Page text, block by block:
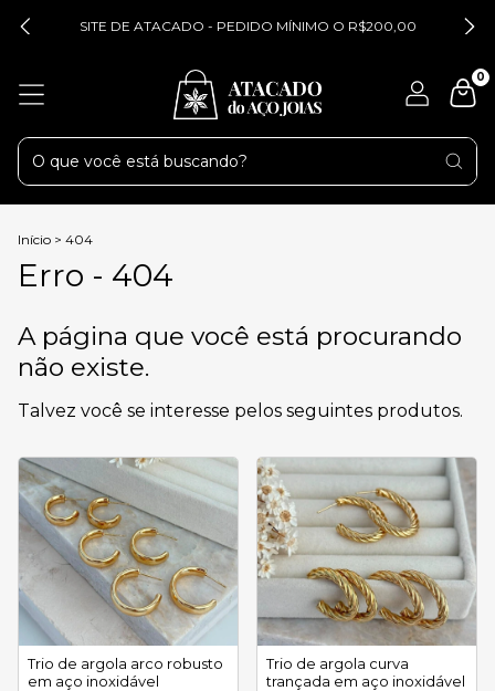
SITE DE ATACADO - PEDIDO MÍNIMO O R$200,00
0
Início > 404
Erro - 404
A página que você está procurando
não existe.
Talvez você se interesse pelos seguintes produtos.
Trio de argola arco robusto
em aço inoxidável
Trio de argola curva
trançada em aço inoxidável